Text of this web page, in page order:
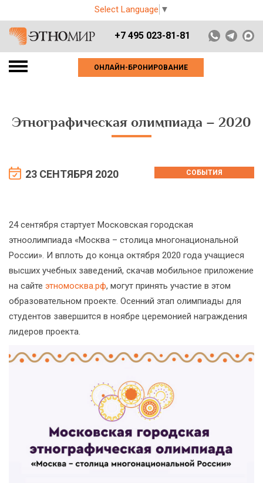
Select Language ▼
+7 495 023-81-81
ОНЛАЙН-БРОНИРОВАНИЕ
Этнографическая олимпиада – 2020
23 СЕНТЯБРЯ 2020 СОБЫТИЯ
24 сентября стартует Московская городская
этноолимпиада «Москва – столица многонациональной
России». И вплоть до конца октября 2020 года учащиеся
высших учебных заведений, скачав мобильное приложение
на сайте этномосква.рф, могут принять участие в этом
образовательном проекте. Осенний этап олимпиады для
студентов завершится в ноябре церемонией награждения
лидеров проекта.